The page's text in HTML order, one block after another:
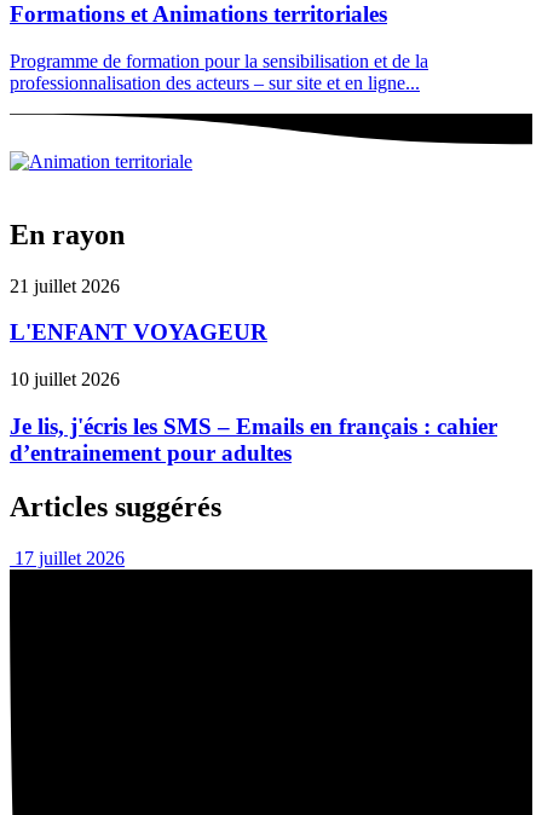
Formations et Animations territoriales
Programme de formation pour la sensibilisation et de la
professionnalisation des acteurs – sur site et en ligne...
En rayon
21 juillet 2026
L'ENFANT VOYAGEUR
10 juillet 2026
Je lis, j'écris les SMS – Emails en français : cahier
d’entrainement pour adultes
Articles suggérés
17 juillet 2026